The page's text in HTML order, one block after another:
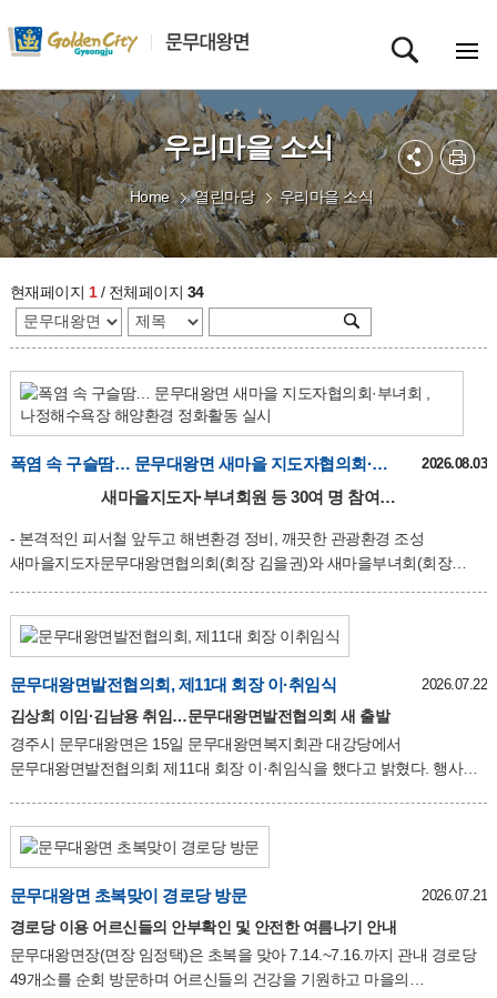
우리마을 소식
Home 열린마당 우리마을 소식
현재페이지 1/ 전체페이지 34
폭염 속 구슬땀… 문무대왕면 새마을 지도자협의회·부녀회 , 나정해수욕장 해양환경 정화활동 실시 2026.08.03
새마을지도자·부녀회원 등 30여 명 참여…
- 본격적인 피서철 앞두고 해변환경 정비, 깨끗한 관광환경 조성
새마을지도자문무대왕면협의회(회장 김을권)와 새마을부녀회(회장
실시했다. 이번 활동은 본격적인 여름 피서철을 앞두고 쾌적한 해수욕장
환경을 조성하고 관광객들에게 깨끗한 관광 이미지를 제공하기 위해
마련됐으며, 이날 행사에는 새마을지도자와 새마을부녀회원 25여 명을
비롯해 김상희 시의원, 임정택 문무대왕면장, 면 직원 등 총 30여 명이
참여했다. 새마을 회원들은 나정해수욕장 백사장과 주변 해안가에
버려진 생활쓰레기를 수거하고, 교량 아래 방치된 폐플라스틱과 폐어구,
해안으로 밀려온 잡목 등을 제거하며 해양환경 보전에 힘을 보탰다.
문무대왕면발전협의회, 제11대 회장 이·취임식 2026.07.22
김상희 이임·김남용 취임…문무대왕면발전협의회 새 출발
경주시 문무대왕면은 15일 문무대왕면복지회관 대강당에서
문무대왕면발전협의회 제11대 회장 이·취임식을 했다고 밝혔다. 행사는
이임사를 통해 “그동안 보내주신 관심과 성원에 감사드린다”며 이어
“새롭게 협의회를 이끌어갈 김남용 회장에게도 지금처럼 변함없는
응원을 부탁드리며 앞으로도 전직 회장으로서 협의회의 발전을 응원하고
“여러분이 보내주신 신뢰와 기대를 무거운 책임감으로 받아들이며,
협의회 발전을 위해 최선을 다하겠다”라며 “월성 원전의 안전과 주민
수용성이 보장됨을 전제로 2, 3, 4호기 재가동을 희망
문무대왕면 초복맞이 경로당 방문 2026.07.21
경로당 이용 어르신들의 안부확인 및 안전한 여름나기 안내
문무대왕면장(면장 임정택)은 초복을 맞아 7.14.~7.16.까지 관내 경로당
49개소를 순회 방문하며 어르신들의 건강을 기원하고 마을의